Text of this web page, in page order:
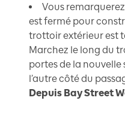
Vous
est fermé pour
trottoir extérieur est
Marchez le long du
portes de la
l’autre côté du
Depuis Bay Street